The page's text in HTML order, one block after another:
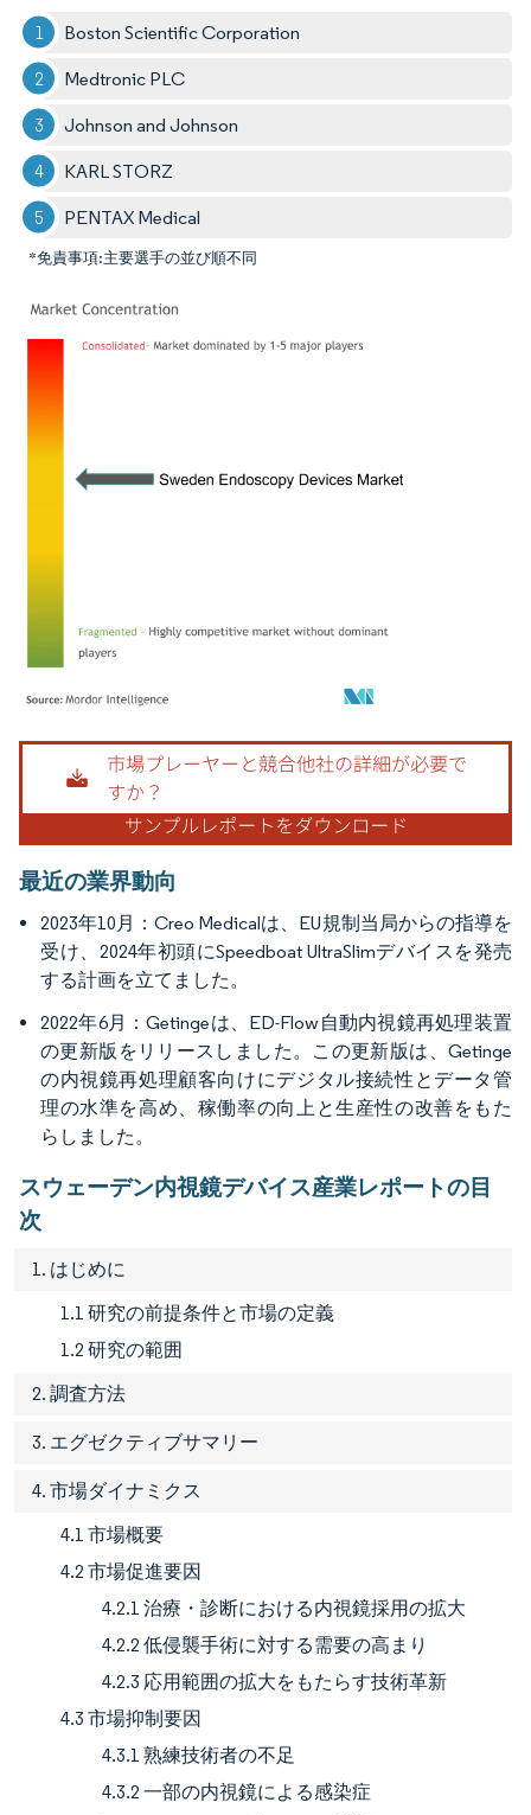
Boston Scientific Corporation
Medtronic PLC
Johnson and Johnson
KARL STORZ
PENTAX Medical
*免責事項:主要選手の並び順不同
画像 © Mordor Intelligence。再利用にはCC BY 4.0の表示が必要です。
最近の業界動向
2023年10月：Creo Medicalは、EU規制当局からの指導を
受け、2024年初頭にSpeedboat UltraSlimデバイスを発売
する計画を立てました。
2022年6月：Getingeは、ED-Flow自動内視鏡再処理装置
の更新版をリリースしました。この更新版は、Getinge
の内視鏡再処理顧客向けにデジタル接続性とデータ管
理の水準を高め、稼働率の向上と生産性の改善をもた
らしました。
スウェーデン内視鏡デバイス産業レポートの目
次
1. はじめに
1.1 研究の前提条件と市場の定義
1.2 研究の範囲
2. 調査方法
3. エグゼクティブサマリー
4. 市場ダイナミクス
4.1 市場概要
4.2 市場促進要因
4.2.1 治療・診断における内視鏡採用の拡大
4.2.2 低侵襲手術に対する需要の高まり
4.2.3 応用範囲の拡大をもたらす技術革新
4.3 市場抑制要因
4.3.1 熟練技術者の不足
4.3.2 一部の内視鏡による感染症